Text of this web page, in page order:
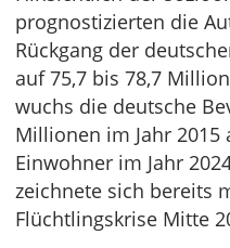
prognostizierten die
Rückgang der
auf 75,7 bis 78,7
wuchs die deutsche
Millionen im Jahr 2015
Einwohner im Jahr
zeichnete sich bereits
Flüchtlingskrise Mitte